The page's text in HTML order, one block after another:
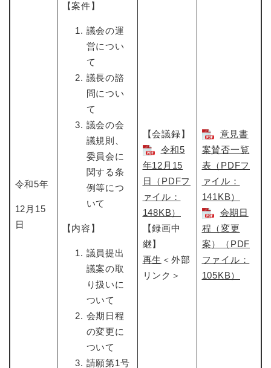
令和5年
12月15
日
【案件】
議会の運
営につい
て
議長の諮
問につい
て
議会の会
議規則、
委員会に
関する条
例等につ
いて
【内容】
議員提出
議案の取
り扱いに
ついて
会期日程
の変更に
ついて
請願第1号
【会議録】
令和5
年12月15
日​（PDFフ
ァイル：
148KB）
【録画中
継】
再生 ＜外部
リンク＞
意見書
案賛否一覧
表（PDFフ
ァイル：
141KB）
会期日
程（変更
案）（PDF
ファイル：
105KB）